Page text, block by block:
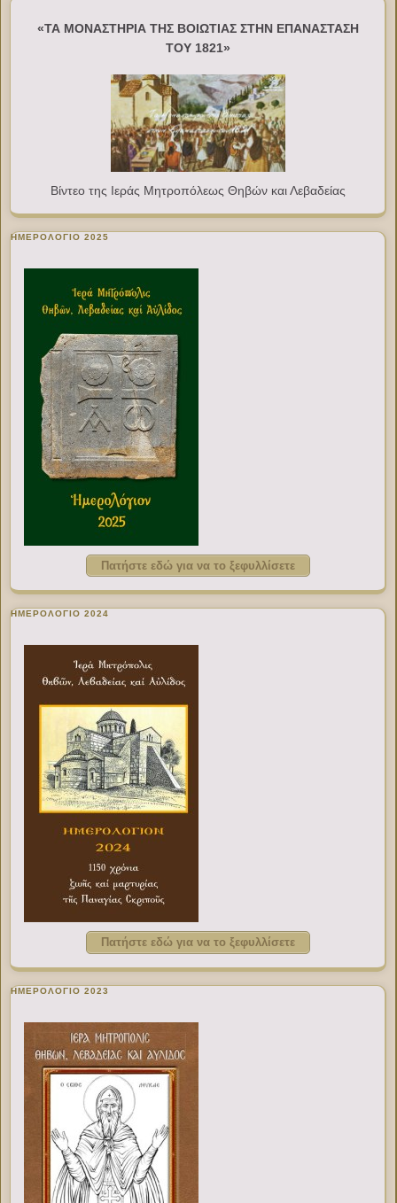
«ΤΑ ΜΟΝΑΣΤΗΡΙΑ ΤΗΣ ΒΟΙΩΤΙΑΣ ΣΤΗΝ ΕΠΑΝΑΣΤΑΣΗ
ΤΟΥ 1821»
Βίντεο της Ιεράς Μητροπόλεως Θηβών και Λεβαδείας
ΗΜΕΡΟΛΟΓΙΟ 2025
Πατήστε εδώ για να το ξεφυλλίσετε
ΗΜΕΡΟΛΟΓΙΟ 2024
Πατήστε εδώ για να το ξεφυλλίσετε
ΗΜΕΡΟΛΟΓΙΟ 2023